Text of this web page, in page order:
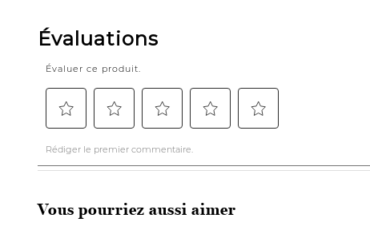
Vous pourriez aussi aimer